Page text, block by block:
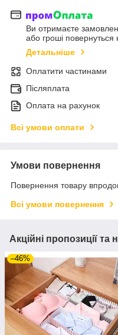
Ви отримаєте
або гроші повернуться
Детальніше
Оплатити частинами
Післяплата
Оплата на рахунок
Всі умови оплати
Умови повернення
Повернення товару
Всі умови повернення
Акційні пропозиції та
–46%